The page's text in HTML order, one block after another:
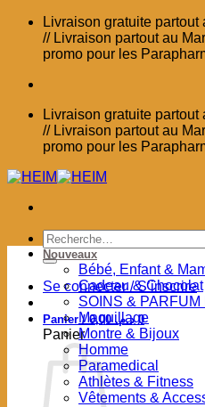
Passer
contenu
Livraison gratuite
// Livraison partout au
promo pour les
Livraison gratuite
// Livraison partout au
promo pour les
Recherche
pour :
Se connecter / S’inscrire
Panier / د.م.0,00 0
Panier
Nouveaux
Bébé, Enfant &
Cadeau & Chocolat
SOINS & PARFUM
Maquillage
Montre & Bijoux
Homme
Paramedical
Athlètes & Fitness
Vêtements &